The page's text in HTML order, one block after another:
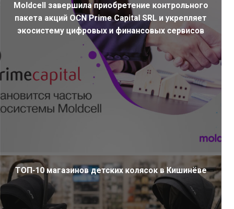
Moldcell завершила приобретение контрольного
пакета акций OCN Prime Capital SRL и укрепляет
экосистему цифровых и финансовых сервисов
ТОП-10 магазинов детских колясок в Кишинёве